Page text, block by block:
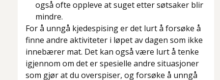
også ofte oppleve at suget etter søtsaker blir
mindre.
For å unngå kjedespising er det lurt å forsøke å
finne andre aktiviteter i løpet av dagen som ikke
innebærer mat. Det kan også være lurt å tenke
igjennom om det er spesielle andre situasjoner
som gjør at du overspiser, og forsøke å unngå